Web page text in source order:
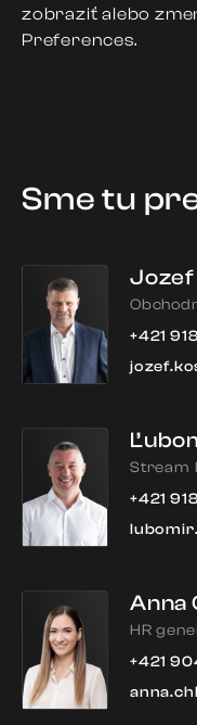
zobraziť alebo
Preferences.
Sme tu
Jozef
+421
Stream
+421
Anna
HR
+421